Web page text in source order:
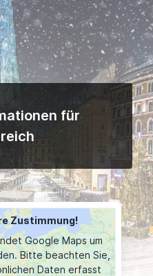
für
Zustimmung!
Google Maps um
Bitte beachten Sie,
Daten erfasst